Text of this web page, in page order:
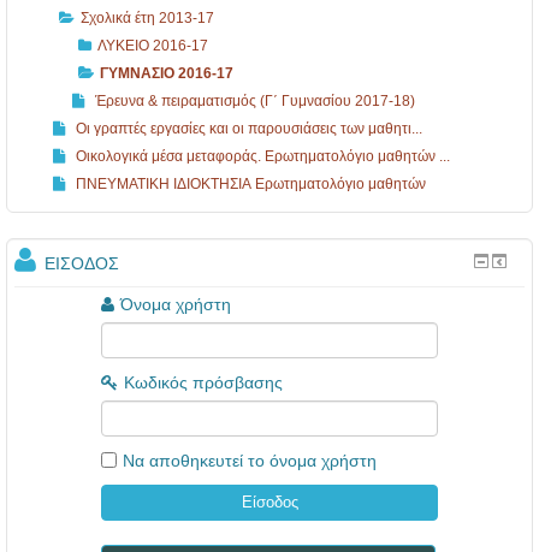
Σχολικά έτη 2013-17
ΛΥΚΕΙΟ 2016-17
ΓΥΜΝΑΣΙΟ 2016-17
Έρευνα & πειραματισμός (Γ΄ Γυμνασίου 2017-18)
Οι γραπτές εργασίες και οι παρουσιάσεις των μαθητι...
Οικολογικά μέσα μεταφοράς. Ερωτηματολόγιο μαθητών ...
ΠΝΕΥΜΑΤΙΚΗ ΙΔΙΟΚΤΗΣΙΑ Ερωτηματολόγιο μαθητών
ΕΊΣΟΔΟΣ
Όνομα χρήστη
Κωδικός πρόσβασης
Να αποθηκευτεί το όνομα χρήστη